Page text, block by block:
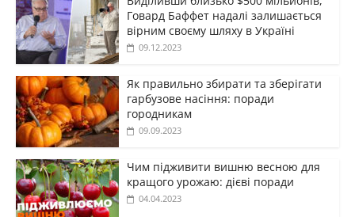
Говард Баффет надалі залишається
вірним своєму шляху в Україні
09.12.2023
Як правильно збирати та зберігати
гарбузове насіння: поради
городникам
09.09.2023
Чим підживити вишню весною для
кращого урожаю: дієві поради
04.04.2023